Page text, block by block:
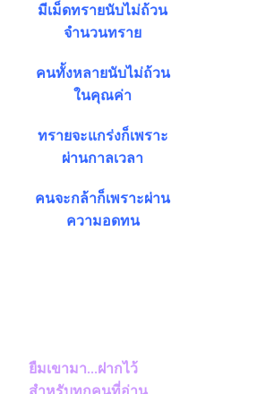
มีเม็ดทรายนับไม่ถ้วน
จำนวนทราย
คนทั้งหลายนับไม่ถ้วน
ในคุณค่า
ทรายจะแกร่งก็เพราะ
ผ่านกาลเวลา
คนจะกล้าก็เพราะผ่าน
ความอดทน
ยืมเขามา...ฝากไว้
สำหรับทุกคนที่อ่าน